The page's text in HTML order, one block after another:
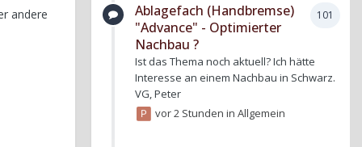
andere
101
Ablagefach (Handbremse)
"Advance" - Optimierter
Nachbau ?
Ist das Thema noch aktuell? Ich hätte
Interesse an einem Nachbau in Schwarz.
VG, Peter
vor 2 Stunden inAllgemein